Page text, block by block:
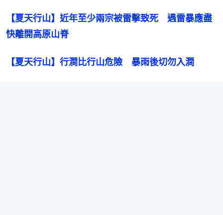
【夏天行山】近年至少兩宗被雷擊致死　遇雷暴應盡
快離開高原山脊
【夏天行山】行澗比行山危險　暴雨後切勿入澗